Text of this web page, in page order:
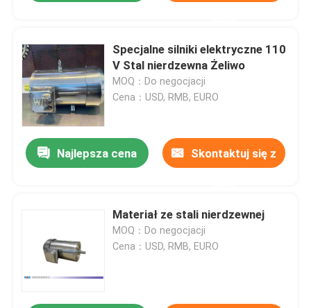
Specjalne silniki elektryczne 110
V Stal nierdzewna Żeliwo
MOQ：Do negocjacji
Cena：USD, RMB, EURO
Najlepsza cena Skontaktuj się z
Materiał ze stali nierdzewnej
MOQ：Do negocjacji
Cena：USD, RMB, EURO